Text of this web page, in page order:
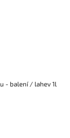
- balení / lahev 1l